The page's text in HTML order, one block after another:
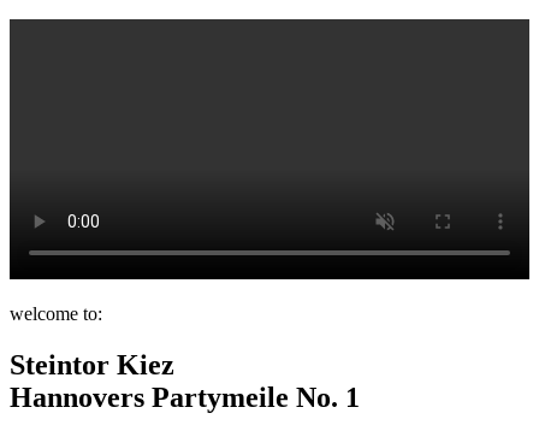
welcome to:
Steintor Kiez
Hannovers Partymeile No. 1